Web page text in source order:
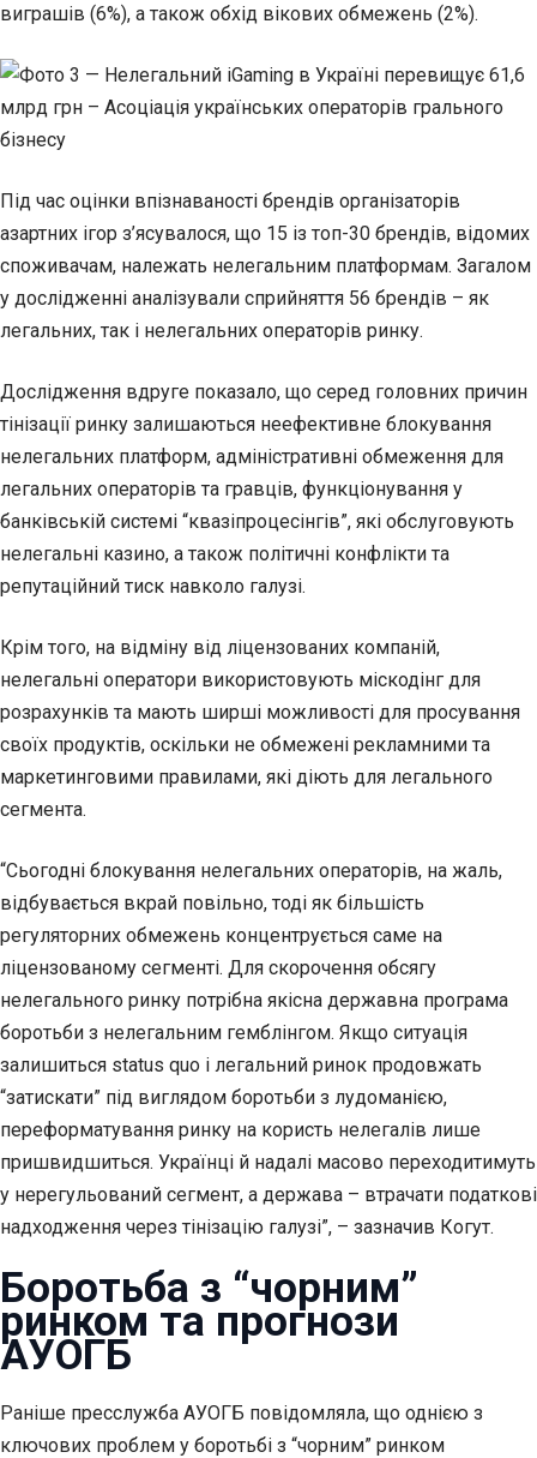
виграшів (6%), а також обхід вікових обмежень (2%).
Під час оцінки впізнаваності брендів організаторів
азартних ігор з’ясувалося, що 15 із топ-30 брендів, відомих
споживачам, належать нелегальним платформам. Загалом
у дослідженні аналізували сприйняття 56 брендів – як
легальних, так і нелегальних операторів ринку.
Дослідження вдруге показало, що серед головних причин
тінізації ринку залишаються неефективне блокування
нелегальних платформ, адміністративні обмеження для
легальних операторів та гравців, функціонування у
банківській системі “квазіпроцесінгів”, які обслуговують
нелегальні казино, а також політичні конфлікти та
репутаційний тиск навколо галузі.
Крім того, на відміну від ліцензованих компаній,
нелегальні оператори використовують міскодінг для
розрахунків та мають ширші можливості для просування
своїх продуктів, оскільки не обмежені рекламними та
маркетинговими правилами, які діють для легального
сегмента.
“Сьогодні блокування нелегальних операторів, на жаль,
відбувається вкрай повільно, тоді як більшість
регуляторних обмежень концентрується саме на
ліцензованому сегменті. Для скорочення обсягу
нелегального ринку потрібна якісна державна програма
боротьби з нелегальним гемблінгом. Якщо ситуація
залишиться status quo і легальний ринок продовжать
“затискати” під виглядом боротьби з лудоманією,
переформатування ринку на користь нелегалів лише
пришвидшиться. Українці й надалі масово переходитимуть
у нерегульований сегмент, а держава – втрачати податкові
надходження через тінізацію галузі”, – зазначив Когут.
Боротьба з “чорним”
ринком та прогнози
АУОГБ
Раніше пресслужба АУОГБ повідомляла, що однією з
ключових проблем у боротьбі з “чорним” ринком